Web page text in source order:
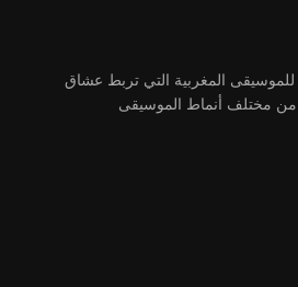
للموسيقى المغربية التي تربط عشاق
من مختلف أنماط الموسيقى